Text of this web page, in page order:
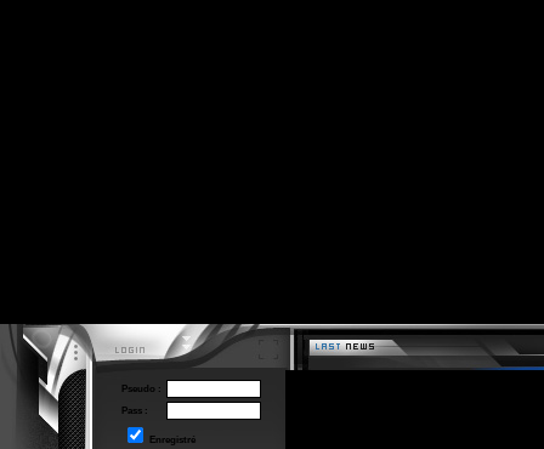
Pseudo :
Pass :
Enregistré